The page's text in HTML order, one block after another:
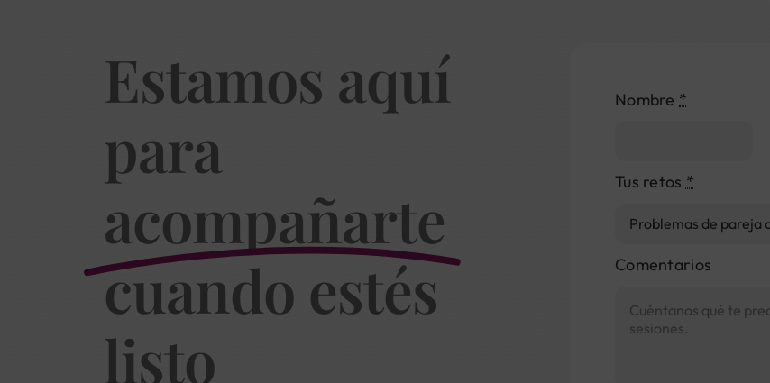
Estamos aquí
para
acompañarte
cuando estés
listo
Nombre *
Tus retos *
Comentarios